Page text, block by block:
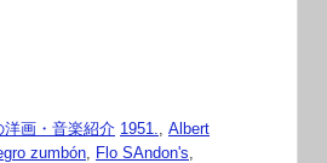
洋画・音楽紹介 1951., Albert
zumbón, Flo SAndon's,